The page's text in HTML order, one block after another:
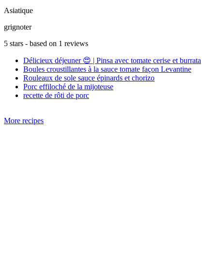
Asiatique
grignoter
5 stars - based on 1 reviews
Délicieux déjeuner 😍 | Pinsa avec tomate cerise et burrata
Boules croustillantes à la sauce tomate façon Levantine
Rouleaux de sole sauce épinards et chorizo
Porc effiloché de la mijoteuse
recette de rôti de porc
More recipes